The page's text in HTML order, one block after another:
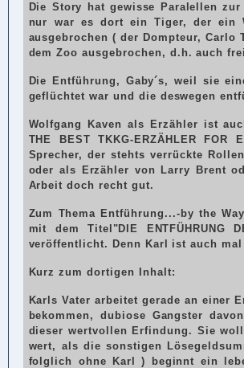
Die Story hat gewisse Paralellen
nur war es dort ein Tiger, der ein
ausgebrochen ( der Dompteur,
dem Zoo ausgebrochen, d.h. auch
Die Entführung, Gaby´s, weil sie
geflüchtet war und die deswegen
Wolfgang Kaven als Erzähler ist
THE BEST TKKG-ERZÄHLER
Sprecher, der stehts verrückte
oder als Erzähler von Larry Brent
Arbeit doch recht gut.
Zum Thema Entführung...-by the
mit dem Titel"DIE
veröffentlicht. Denn Karl ist auch mal
Kurz zum dortigen Inhalt:
Karls Vater arbeitet gerade an einer
bekommen, dubiose Gangster
dieser wertvollen Erfindung. Sie
wert, als die sonstigen
folglich ohne Karl ) beginnt ein